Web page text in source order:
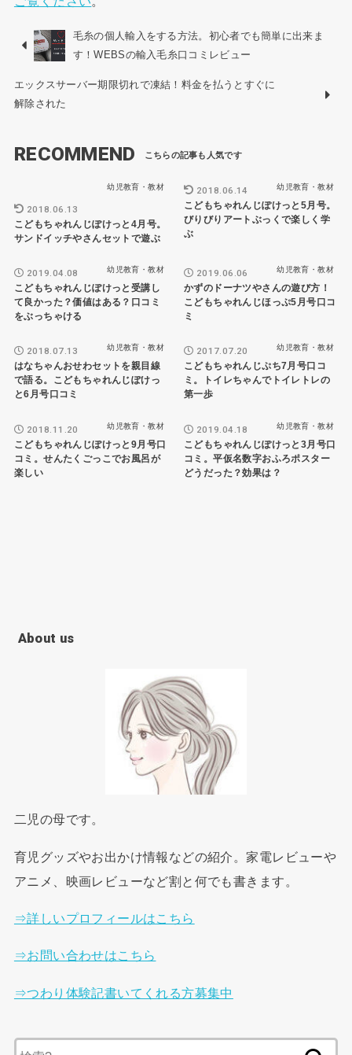
毛糸の個人輸入をする方法。初心者でも簡単に出来ま
す！WEBSの輸入毛糸口コミレビュー
エックスサーバー期限切れで凍結！料金を払うとすぐに
解除された
RECOMMEND
幼児教育・教材
2018.06.13
こどもちゃれんじぽけっと4月号。
サンドイッチやさんセットで遊ぶ
幼児教育・教材
2018.06.14
こどもちゃれんじぽけっと5月号。
びりびりアートぶっくで楽しく学
ぶ
幼児教育・教材
2019.04.08
こどもちゃれんじぽけっと受講し
て良かった？価値はある？口コミ
をぶっちゃける
幼児教育・教材
2019.06.06
かずのドーナツやさんの遊び方！
こどもちゃれんじほっぷ5月号口コ
ミ
幼児教育・教材
2018.07.13
はなちゃんおせわセットを親目線
で語る。こどもちゃれんじぽけっ
と6月号口コミ
幼児教育・教材
2017.07.20
こどもちゃれんじぷち7月号口コ
ミ。トイレちゃんでトイレトレの
第一歩
幼児教育・教材
2018.11.20
こどもちゃれんじぽけっと9月号口
コミ。せんたくごっこでお風呂が
楽しい
幼児教育・教材
2019.04.18
こどもちゃれんじぽけっと3月号口
コミ。平仮名数字おふろポスター
どうだった？効果は？
About us
二児の母です。
育児グッズやお出かけ情報などの紹介。家電レビューや
アニメ、映画レビューなど割と何でも書きます。
⇒詳しいプロフィールはこちら
⇒お問い合わせはこちら
⇒つわり体験記書いてくれる方募集中